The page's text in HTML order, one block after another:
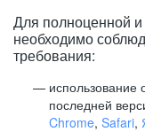
Для полноценной и
необходимо
требования:
использование
последней
Chrome, Safari,